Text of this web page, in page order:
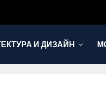
И ДИЗАЙН